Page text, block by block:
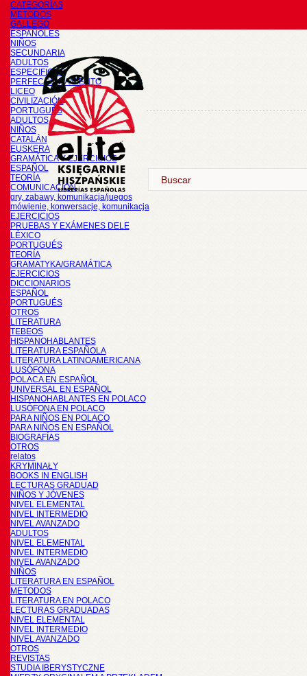
CATEGORÍAS
METODOS
GALLEGO
ESPAÑOLES
NIÑOS
SECUNDARIA
ADULTOS
ESPECIFICOS
PERFECCIONAMIENTO
LICEO
CIVILIZACIÓN
PORTUGUÉS
ADULTOS
NIÑOS
CATALÁN
EUSKERA
GRAMÁTICA Y EJERCICIOS
ESPAÑOL
TEORÍA
COMUNICACIÓN
gry, zabawy, komunikacja/juegos
mówienie, konwersacje, komunikacja
EJERCICIOS
PRUEBAS Y EXÁMENES DELE
LÉXICO
PORTUGUÉS
TEORÍA
GRAMATYKA/GRAMÁTICA
EJERCICIOS
DICCIONARIOS
ESPAÑOL
PORTUGUÉS
OTROS
LITERATURA
TEBEOS
HISPANOHABLANTES
LITERATURA ESPAÑOLA
LITERATURA LATINOAMERICANA
LUSÓFONA
POLACA EN ESPAÑOL
UNIVERSAL EN ESPAÑOL
HISPANOHABLANTES EN POLACO
LUSÓFONA EN POLACO
PARA NIÑOS EN POLACO
PARA NIÑOS EN ESPAÑOL
BIOGRAFÍAS
OTROS
relatos
KRYMINAŁY
BOOKS IN ENGLISH
LECTURAS GRADUAD
NIÑOS Y JÓVENES
NIVEL ELEMENTAL
NIVEL INTERMEDIO
NIVEL AVANZADO
ADULTOS
NIVEL ELEMENTAL
NIVEL INTERMEDIO
NIVEL AVANZADO
NIÑOS
LITERATURA EN ESPAÑOL
METODOS
LITERATURA EN POLACO
LECTURAS GRADUADAS
NIVEL ELEMENTAL
NIVEL INTERMEDIO
NIVEL AVANZADO
OTROS
REVISTAS
STUDIA IBERYSTYCZNE